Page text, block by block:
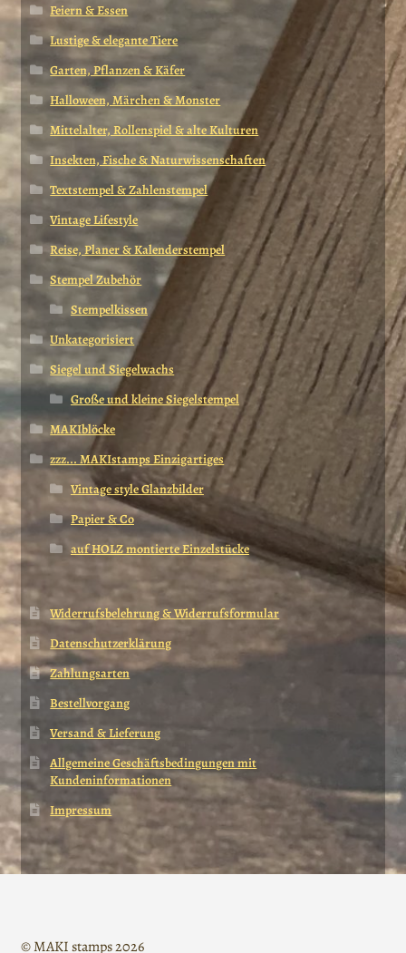
Feiern & Essen
Lustige & elegante Tiere
Garten, Pflanzen & Käfer
Halloween, Märchen & Monster
Mittelalter, Rollenspiel & alte Kulturen
Insekten, Fische & Naturwissenschaften
Textstempel & Zahlenstempel
Vintage Lifestyle
Reise, Planer & Kalenderstempel
Stempel Zubehör
Stempelkissen
Unkategorisiert
Siegel und Siegelwachs
Große und kleine Siegelstempel
MAKIblöcke
zzz... MAKIstamps Einzigartiges
Vintage style Glanzbilder
Papier & Co
auf HOLZ montierte Einzelstücke
Widerrufsbelehrung & Widerrufsformular
Datenschutzerklärung
Zahlungsarten
Bestellvorgang
Versand & Lieferung
Allgemeine Geschäftsbedingungen mit
Kundeninformationen
Impressum
© MAKI stamps 2026